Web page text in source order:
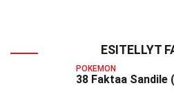
ESITELLYT
POKEMON
38 Faktaa Sandile